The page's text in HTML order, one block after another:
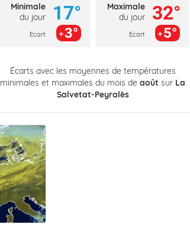
Minimale
du jour
Ecart
17°
3°
Maximale
du jour
Ecart
32°
5°
Écarts avec les moyennes de températures
minimales et maximales du mois deaoût sur La
Salvetat-Peyralès